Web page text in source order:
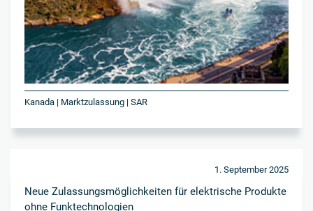
Kanada | Marktzulassung | SAR
1. September 2025
Neue Zulassungsmöglichkeiten für elektrische Produkte
ohne Funktechnologien